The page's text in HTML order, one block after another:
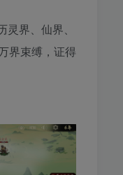
界、仙界、
界束缚，证得